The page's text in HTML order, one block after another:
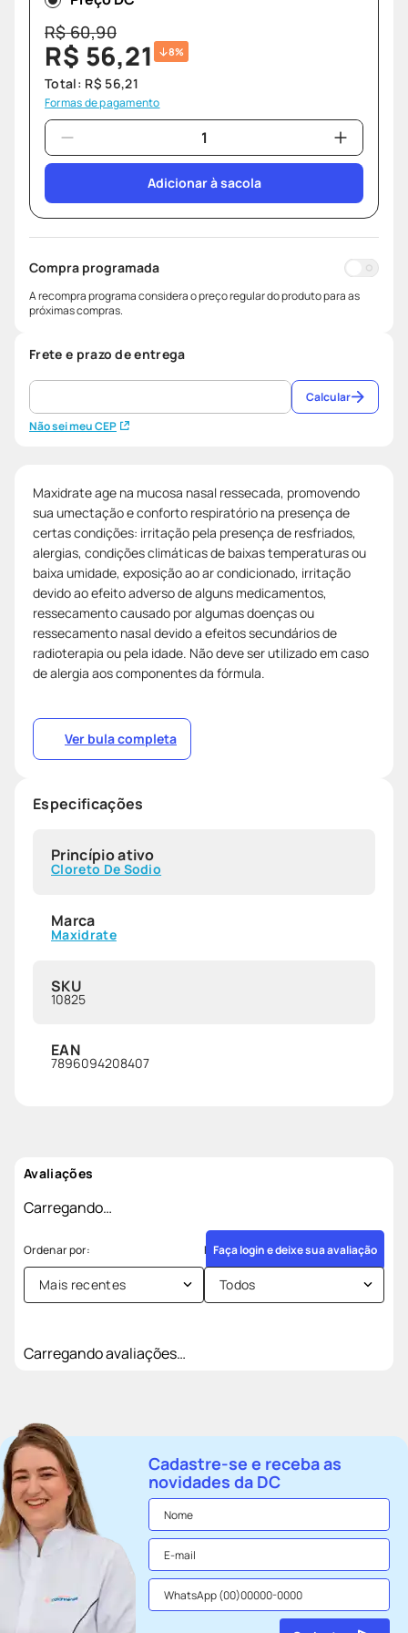
R$60,90
R$ 56,21 8%
Total: R$ 56,21
Formas de pagamento
Adicionar à sacola
Compra programada
A recompra programa considera o preço regular do produto para as
próximas compras.
Frete e prazo de entrega
Não sei meu CEP
Calcular
Maxidrate age na mucosa nasal ressecada, promovendo
sua umectação e conforto respiratório na presença de
certas condições: irritação pela presença de resfriados,
alergias, condições climáticas de baixas temperaturas ou
baixa umidade, exposição ao ar condicionado, irritação
devido ao efeito adverso de alguns medicamentos,
ressecamento causado por algumas doenças ou
ressecamento nasal devido a efeitos secundários de
radioterapia ou pela idade. Não deve ser utilizado em caso
de alergia aos componentes da fórmula.
Ver bula completa
Especificações
Princípio ativo
Cloreto De Sodio
Marca
Maxidrate
SKU
10825
EAN
7896094208407
Avaliações
Carregando…
Faça login e deixe sua avaliação
Mais recentes Todos
Carregando avaliações…
Cadastre-se e receba as
novidades da DC